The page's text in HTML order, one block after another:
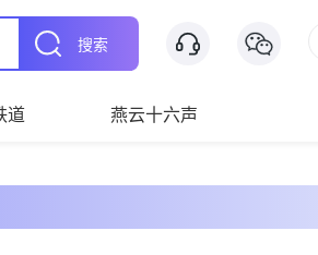
搜索
道 燕云十六声